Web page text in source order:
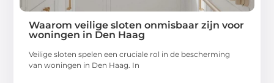
Waarom veilige sloten onmisbaar zijn voor
woningen in Den Haag
Veilige sloten spelen een cruciale rol in de bescherming
van woningen in Den Haag. In